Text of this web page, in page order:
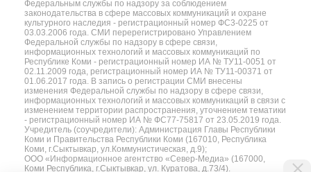
Федеральным службы по надзору за соблюдением
законодательства в сфере массовых коммуникаций и охране
культурного наследия - регистрационный номер ФС3-0225 от
03.03.2006 года. СМИ перерегистрировано Управлением
Федеральной службы по надзору в сфере связи,
информационных технологий и массовых коммуникаций по
Республике Коми - регистрационный номер ИА № ТУ11-0051 от
02.11.2009 года, регистрационный номер ИА № ТУ11-00371 от
01.06.2017 года. В запись о регистрации СМИ внесены
изменения Федеральной службы по надзору в сфере связи,
информационных технологий и массовых коммуникаций в связи с
изменением территории распространения, уточнением тематики
- регистрационный номер ИА № ФС77-75817 от 23.05.2019 года.
Учредитель (соучредители): Администрация Главы Республики
Коми и Правительства Республики Коми (167010, Республика
Коми, г.Сыктывкар, ул.Коммунистическая, д.9);
ООО «Информационное агентство «Север-Медиа» (167000,
Коми Республика, г.Сыктывкар, ул. Куратова, д.73/4).